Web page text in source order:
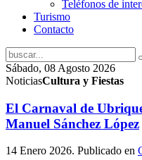
Teléfonos de
Turismo
Contacto
Sábado, 08 Agosto 2026
NoticiasCultura y Fiestas
El Carnaval de
Manuel Sánchez López
14 Enero 2026. Publicado en